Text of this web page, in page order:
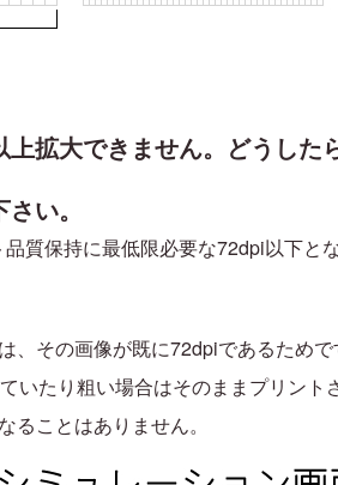
拡大できません。どうした
い。
質保持に最低限必要な72dpi以下と
その画像が既に72dpiであるためで
たり粗い場合はそのままプリント
ことはありません。